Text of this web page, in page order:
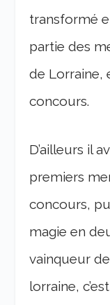
transformé
partie des
de Lorraine,
concours.
D’ailleurs il
premiers
concours,
magie en
vainqueur
lorraine,